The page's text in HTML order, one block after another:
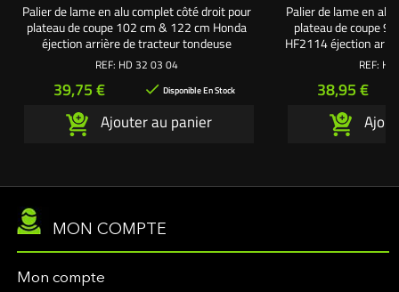
Palier de lame en alu complet côté droit pour
plateau de coupe 102 cm & 122 cm Honda
éjection arrière de tracteur tondeuse
autoportée, pour modèles : HF2213 -
HF2216 - HF2417 : coupe 102 cm HF2220
- HF2620 : coupe 122 cm Palier 3 fixations :
Roulements 6204-2RS Utilisez : - le pack 3
Vis de fixation palier. - 1...
REF: HD 32 03 04
Prix
39,75 €  Disponible En Stock
Ajouter au panier
Palier de lame en
plateau de coupe
HF2114 éjection
Axe : 20 x 180
Roulements :
pack 3 Vis de
REF:
Prix
38,95 €
MON COMPTE
Mon compte